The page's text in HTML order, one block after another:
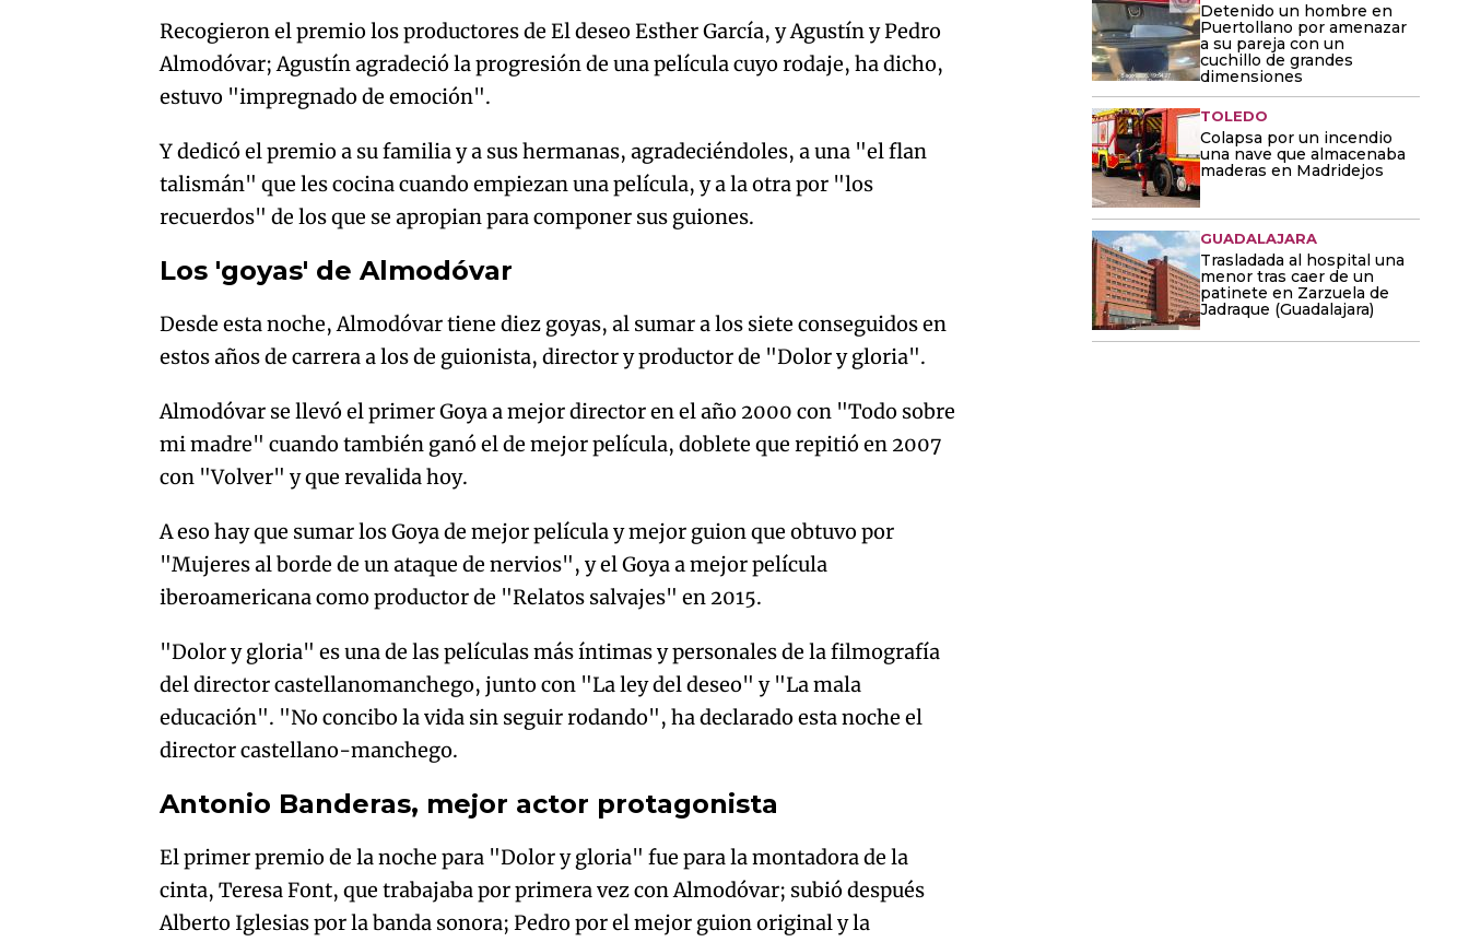
Recogieron el premio los productores de El deseo Esther García, y Agustín y Pedro
Almodóvar; Agustín agradeció la progresión de una película cuyo rodaje, ha dicho,
estuvo "impregnado de emoción".
Y dedicó el premio a su familia y a sus hermanas, agradeciéndoles, a una "el flan
talismán" que les cocina cuando empiezan una película, y a la otra por "los
recuerdos" de los que se apropian para componer sus guiones.
Los 'goyas' de Almodóvar
Desde esta noche, Almodóvar tiene diez goyas, al sumar a los siete conseguidos en
estos años de carrera a los de guionista, director y productor de "Dolor y gloria".
Almodóvar se llevó el primer Goya a mejor director en el año 2000 con "Todo sobre
mi madre" cuando también ganó el de mejor película, doblete que repitió en 2007
con "Volver" y que revalida hoy.
A eso hay que sumar los Goya de mejor película y mejor guion que obtuvo por
"Mujeres al borde de un ataque de nervios", y el Goya a mejor película
iberoamericana como productor de "Relatos salvajes" en 2015.
"Dolor y gloria" es una de las películas más íntimas y personales de la filmografía
del director castellanomanchego, junto con "La ley del deseo" y "La mala
educación". "No concibo la vida sin seguir rodando", ha declarado esta noche el
director castellano-manchego.
Antonio Banderas, mejor actor protagonista
El primer premio de la noche para "Dolor y gloria" fue para la montadora de la
cinta, Teresa Font, que trabajaba por primera vez con Almodóvar; subió después
Alberto Iglesias por la banda sonora; Pedro por el mejor guion original y la
Detenido un hombre en
Puertollano por amenazar
a su pareja con un
cuchillo de grandes
dimensiones
TOLEDO
Colapsa por un incendio
una nave que almacenaba
maderas en Madridejos
GUADALAJARA
Trasladada al hospital una
menor tras caer de un
patinete en Zarzuela de
Jadraque (Guadalajara)